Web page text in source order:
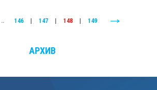
.. 146 147 148 149
АРХИВ